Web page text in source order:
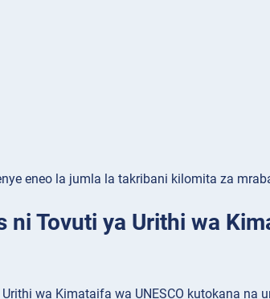
eneo la jumla la takribani kilomita za
Tovuti ya Urithi wa
wa Kimataifa wa UNESCO kutokana na